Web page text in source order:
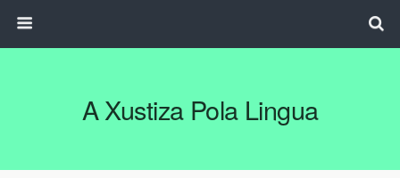
A Xustiza Pola Lingua